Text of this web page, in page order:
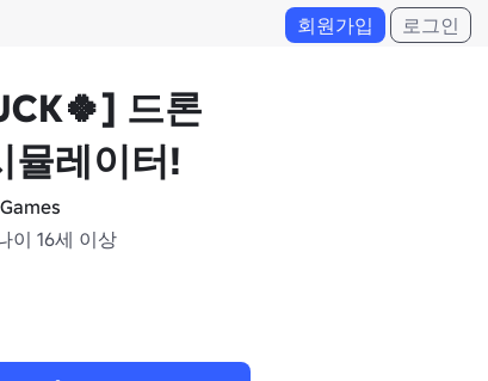
회원가입 로그인
드론
뮬레이터!
이 16세 이상